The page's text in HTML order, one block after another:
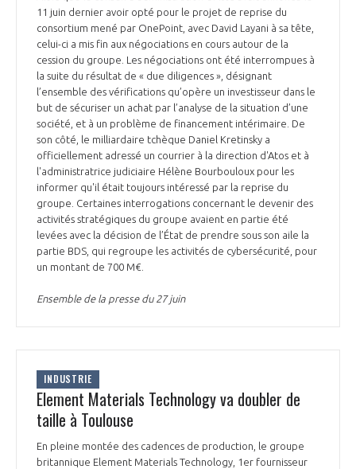
11 juin dernier avoir opté pour le projet de reprise du
consortium mené par OnePoint, avec David Layani à sa tête,
celui-ci a mis fin aux négociations en cours autour de la
cession du groupe. Les négociations ont été interrompues à
la suite du résultat de « due diligences », désignant
l’ensemble des vérifications qu’opère un investisseur dans le
but de sécuriser un achat par l’analyse de la situation d’une
société, et à un problème de financement intérimaire. De
son côté, le milliardaire tchèque Daniel Kretinsky a
officiellement adressé un courrier à la direction d'Atos et à
l'administratrice judiciaire Hélène Bourbouloux pour les
informer qu'il était toujours intéressé par la reprise du
groupe. Certaines interrogations concernant le devenir des
activités stratégiques du groupe avaient en partie été
levées avec la décision de l’État de prendre sous son aile la
partie BDS, qui regroupe les activités de cybersécurité, pour
un montant de 700 M€.
Ensemble de la presse du 27 juin
INDUSTRIE
Element Materials Technology va doubler de
taille à Toulouse
En pleine montée des cadences de production, le groupe
britannique Element Materials Technology, 1er fournisseur